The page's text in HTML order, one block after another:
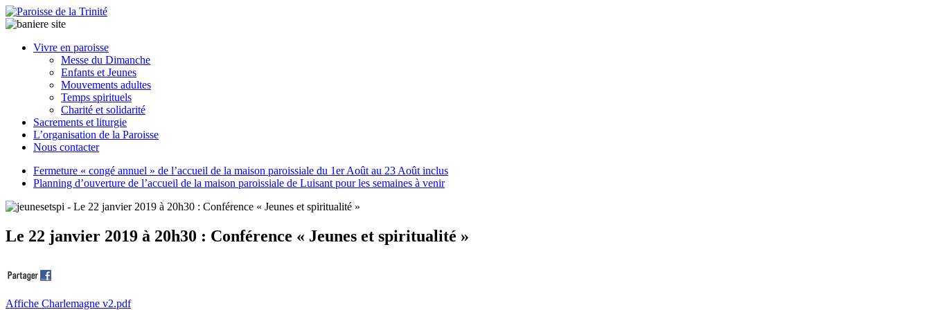
Vivre en paroisse
Messe du Dimanche
Enfants et Jeunes
Mouvements adultes
Temps spirituels
Charité et solidarité
Sacrements et liturgie
L’organisation de la Paroisse
Nous contacter
Fermeture « congé annuel » de l’accueil de la maison paroissiale du 1er Août au 23 Août inclus
Planning d’ouverture de l’accueil de la maison paroissiale de Luisant pour les semaines à venir
Le 22 janvier 2019 à 20h30 : Conférence « Jeunes et spiritualité »
Affiche Charlemagne v2.pdf